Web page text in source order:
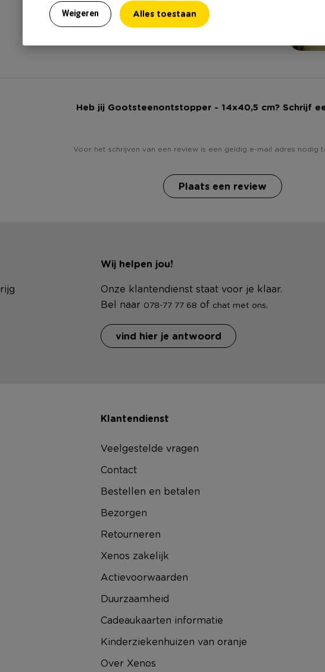
Weigeren Alles toestaan
Heb jij Gootsteenontstopper - 14x40,5 cm? Schrijf
Voor het schrijven van een review is een geldig e-mail adres nodig
Plaats een review
Wij helpen jou!
Onze klantendienst staat voor je klaar.
Bel naar 078-77 77 68 of chat met ons.
vind hier je antwoord
Klantendienst
Veelgestelde vragen
Contact
Bestellen en betalen
Bezorgen
Retourneren
Xenos zakelijk
Actievoorwaarden
Duurzaamheid
Cadeaukaarten informatie
Kinderziekenhuizen van oranje
Over Xenos